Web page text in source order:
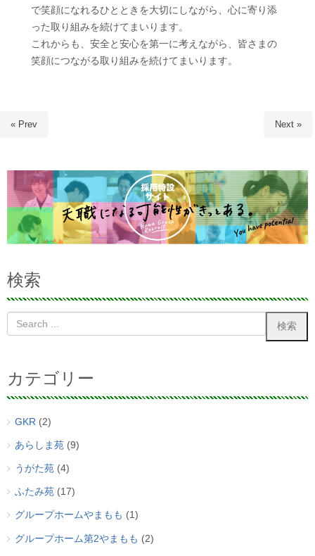
で笑顔になれるひとときを大切にしながら、心に寄り添
った取り組みを続けてまいります。
これからも、安全と安心を第一に考えながら、皆さまの
笑顔につながる取り組みを続けてまいります。
« Prev Next »
検索
カテゴリー
GKR (2)
あらしま苑 (9)
うがた苑 (4)
ふたみ苑 (17)
グループホームやまもも (1)
グループホーム第2やまもも (2)